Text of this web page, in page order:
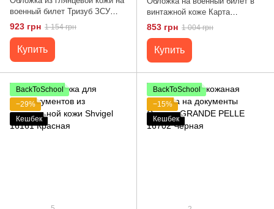
военный билет Тризуб ЗСУ
GRANDE PELLE 16748
Коричневая
923 грн 1 154 грн
Купить
винтажной коже Карта
GRANDE PELLE 16782 Светло-
коричневая
853 грн 1 004 грн
Купить
BackToSchool
−29%
Кешбек
BackToSchool
−15%
Кешбек